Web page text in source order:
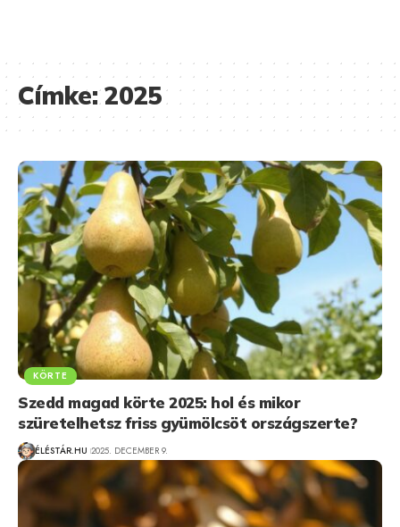
Címke:2025
KÖRTE
Szedd magad körte 2025: hol és mikor
szüretelhetsz friss gyümölcsöt országszerte?
ÉLÉSTÁR.HU 2025. DECEMBER 9.